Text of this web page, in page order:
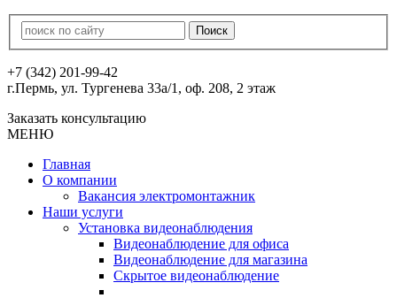
+7 (342) 201-99-42
г.Пермь, ул. Тургенева 33а/1, оф. 208, 2 этаж
Заказать консультацию
МЕНЮ
Главная
О компании
Вакансия электромонтажник
Наши услуги
Установка видеонаблюдения
Видеонаблюдение для офиса
Видеонаблюдение для магазина
Скрытое видеонаблюдение